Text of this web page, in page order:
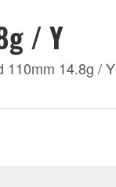
/ Y
110mm 14.8g / Y